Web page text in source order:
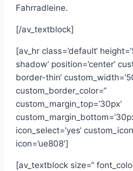
Fahrradleine.
[/av_textblock]
[av_hr class=’default‘
shadow‘ position=’center‘
border-thin‘
custom_border_color=“
custom_margin_top=’30px‘
icon_select=’yes‘
icon=’ue808′]
[av_textblock size=“